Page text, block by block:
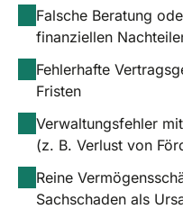
Falsche Beratung
finanziellen
Fehlerhafte
Fristen
Verwaltungsfehler
(z. B. Verlust von
Reine
Sachschaden als